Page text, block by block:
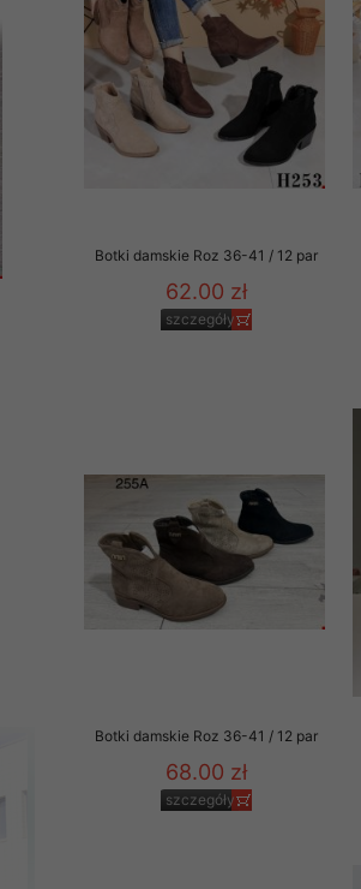
Botki damskie Roz 36-41 / 12 par
62.00 zł
szczegóły
Botki damskie Roz 36-41 / 12 par
68.00 zł
szczegóły
Materiały reklamowo -
szczególności newslettera
zawierającego akceptację na
naszym Sklepie. Materiały te
Wszelkie pytania, wnioski i
osobowych prosimy zgłaszać na